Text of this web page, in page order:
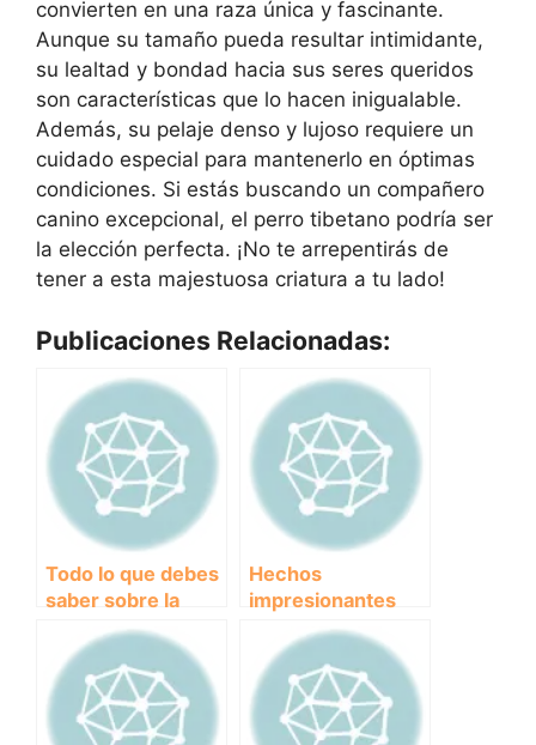
convierten en una raza única y fascinante.
Aunque su tamaño pueda resultar intimidante,
su lealtad y bondad hacia sus seres queridos
son características que lo hacen inigualable.
Además, su pelaje denso y lujoso requiere un
cuidado especial para mantenerlo en óptimas
condiciones. Si estás buscando un compañero
canino excepcional, el perro tibetano podría ser
la elección perfecta. ¡No te arrepentirás de
tener a esta majestuosa criatura a tu lado!
Publicaciones Relacionadas:
Todo lo que debes
saber sobre la
historia y
características del
Pitbull, una raza de
perro
incomprendida
Hechos
impresionantes
sobre la fuerza del
Pitbull